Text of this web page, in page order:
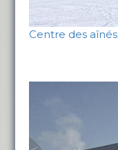
Centre des aînés